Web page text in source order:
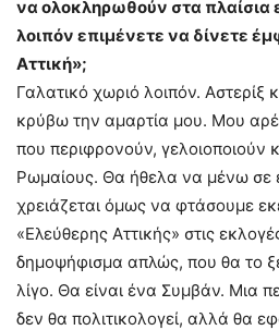
να ολοκληρωθούν στα πλαίσια
λοιπόν επιμένετε να δίνετε
Αττική»;
Γαλατικό χωριό λοιπόν. Αστερίξ
κρύβω την αμαρτία μου. Μου
που περιφρονούν, γελοιοποιούν
Ρωμαίους. Θα ήθελα να μένω σε
χρειάζεται όμως να φτάσουμε
«Ελεύθερης Αττικής» στις
δημοψήφισμα απλώς, που θα το
λίγο. Θα είναι ένα Συμβάν. Μια
δεν θα πολιτικολογεί, αλλά θα